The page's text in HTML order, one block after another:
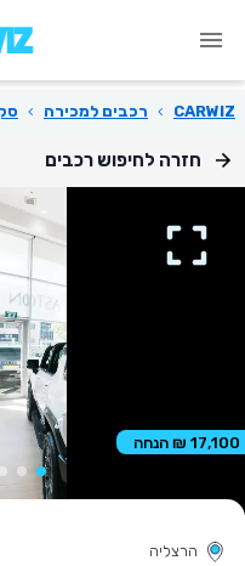
CARWIZ
› רכבים למכירה ›
חזרה לחיפוש רכבים
17,100 ₪ הנחה
הרצליה